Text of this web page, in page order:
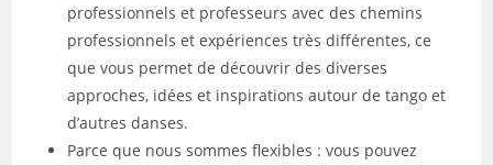
professionnels et professeurs avec des chemins
professionnels et expériences très différentes, ce
que vous permet de découvrir des diverses
approches, idées et inspirations autour de tango et
d’autres danses.
Parce que nous sommes flexibles : vous pouvez